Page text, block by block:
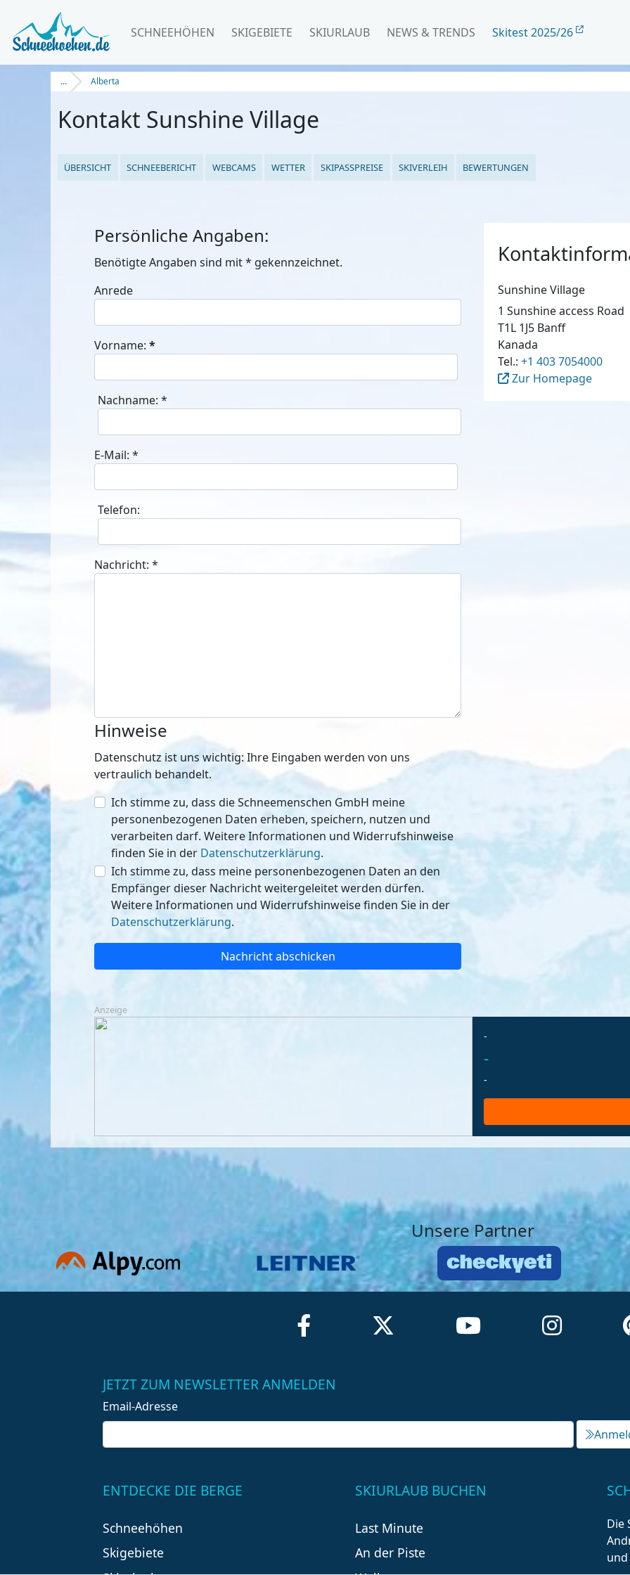
SCHNEEHÖHEN SKIGEBIETE SKIURLAUB NEWS & TRENDS Skitest 2025/26
... Alberta
Kontakt Sunshine Village
ÜBERSICHT SCHNEEBERICHT WEBCAMS WETTER SKIPASSPREISE SKIVERLEIH BEWERTUNGEN
Persönliche Angaben:
Benötigte Angaben sind mit* gekennzeichnet.
Anrede
Vorname: *
Nachname: *
E-Mail: *
Telefon:
Nachricht: *
Hinweise
Datenschutz ist uns wichtig: Ihre Eingaben werden von uns
vertraulich behandelt.
Ich stimme zu, dass die Schneemenschen GmbH meine
personenbezogenen Daten erheben, speichern, nutzen und
verarbeiten darf. Weitere Informationen und Widerrufshinweise
finden Sie in der Datenschutzerklärung.
Ich stimme zu, dass meine personenbezogenen Daten an den
Empfänger dieser Nachricht weitergeleitet werden dürfen.
Weitere Informationen und Widerrufshinweise finden Sie in der
Datenschutzerklärung.
Nachricht abschicken
Sunshine Village
1 Sunshine access Road
T1L 1J5 Banff
Kanada
Tel.: +1 403 7054000
Zur Homepage
Anzeige
-
-
-
Unsere Partner
JETZT ZUM NEWSLETTER ANMELDEN
Email-Adresse
ENTDECKE DIE BERGE
Schneehöhen
Skigebiete
SKIURLAUB BUCHEN
Last Minute
An der Piste
Die